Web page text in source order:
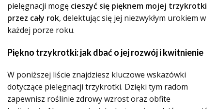
pielęgnacji mogę cieszyć się pięknem mojej trzykrotki
przez cały rok, delektując się jej niezwykłym urokiem w
każdej porze roku.
Piękno trzykrotki: jak dbać o jej rozwój i kwitnienie
W poniższej liście znajdziesz kluczowe wskazówki
dotyczące pielęgnacji trzykrotki. Dzięki tym radom
zapewnisz roślinie zdrowy wzrost oraz obfite